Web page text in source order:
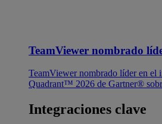
TeamViewer nombrado
TeamViewer nombrado líder en el
Quadrant™ 2026 de Gartner®
Integraciones clave